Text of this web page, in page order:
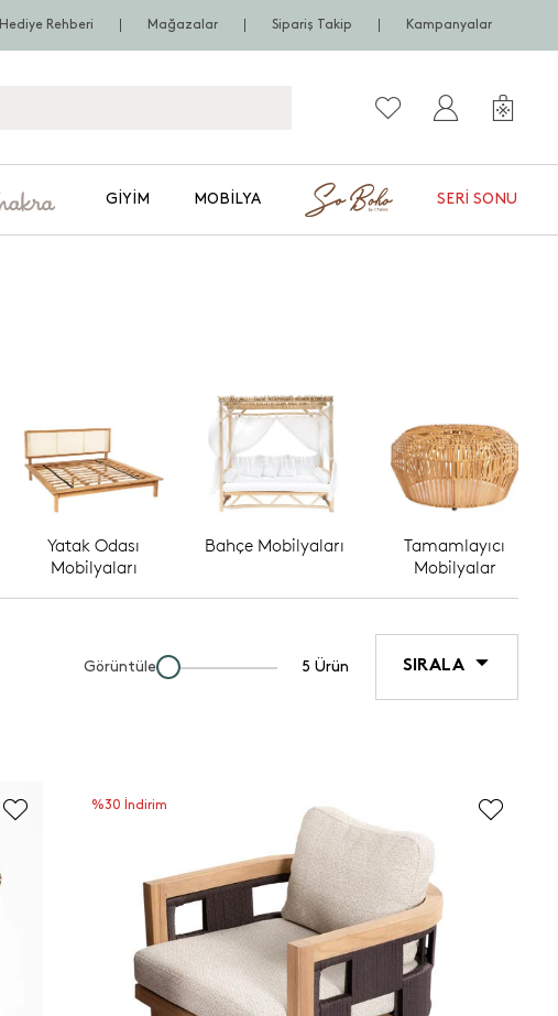
Hediye Rehberi Mağazalar Sipariş Takip Kampanyalar
GIYIM MOBILYA SERI SONU
Yatak Odası
Mobilyaları
Bahçe Mobilyaları
Tamamlayıcı
Mobilyalar
Görüntüle 5 Ürün SIRALA
%30 İndirim